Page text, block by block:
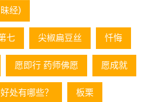
经)
七 尖椒扁豆丝 忏悔
愿即行 药师佛愿 愿成就
处有哪些？ 板栗